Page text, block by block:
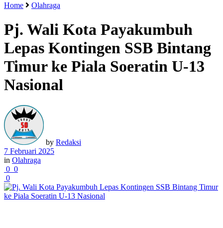
Home Olahraga
Pj. Wali Kota Payakumbuh
Lepas Kontingen SSB Bintang
Timur ke Piala Soeratin U-13
Nasional
by Redaksi
7 Februari 2025
in Olahraga
0 0
0